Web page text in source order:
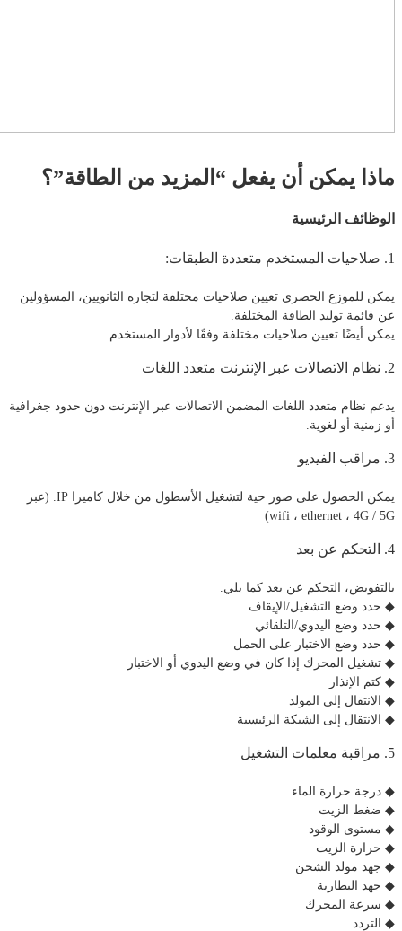
ماذا يمكن أن يفعل “المزيد من الطاقة”؟
الوظائف الرئيسية
1. صلاحيات المستخدم متعددة الطبقات:
يمكن للموزع الحصري تعيين صلاحيات مختلفة لتجاره الثانويين، المسؤولين
عن قائمة توليد الطاقة المختلفة.
يمكن أيضًا تعيين صلاحيات مختلفة وفقًا لأدوار المستخدم.
2. نظام الاتصالات عبر الإنترنت متعدد اللغات
يدعم نظام متعدد اللغات المضمن الاتصالات عبر الإنترنت دون حدود جغرافية
أو زمنية أو لغوية.
3. مراقب الفيديو
يمكن الحصول على صور حية لتشغيل الأسطول من خلال كاميرا IP. (عبر
wifi ، ethernet ، 4G / 5G)
4. التحكم عن بعد
بالتفويض، التحكم عن بعد كما يلي.
◆ حدد وضع التشغيل/الإيقاف
◆ حدد وضع اليدوي/التلقائي
◆ حدد وضع الاختبار على الحمل
◆ تشغيل المحرك إذا كان في وضع اليدوي أو الاختبار
◆ كتم الإنذار
◆ الانتقال إلى المولد
◆ الانتقال إلى الشبكة الرئيسية
5. مراقبة معلمات التشغيل
◆ درجة حرارة الماء
◆ ضغط الزيت
◆ مستوى الوقود
◆ حرارة الزيت
◆ جهد مولد الشحن
◆ جهد البطارية
◆ سرعة المحرك
◆ التردد